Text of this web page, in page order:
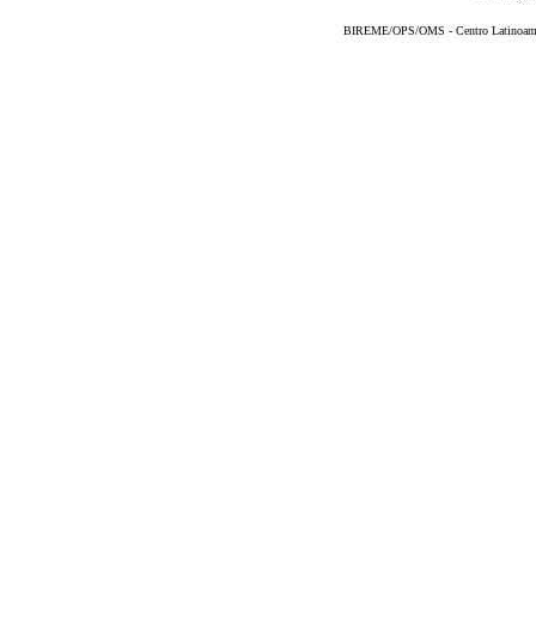
BIREME/OPS/OMS - Centro